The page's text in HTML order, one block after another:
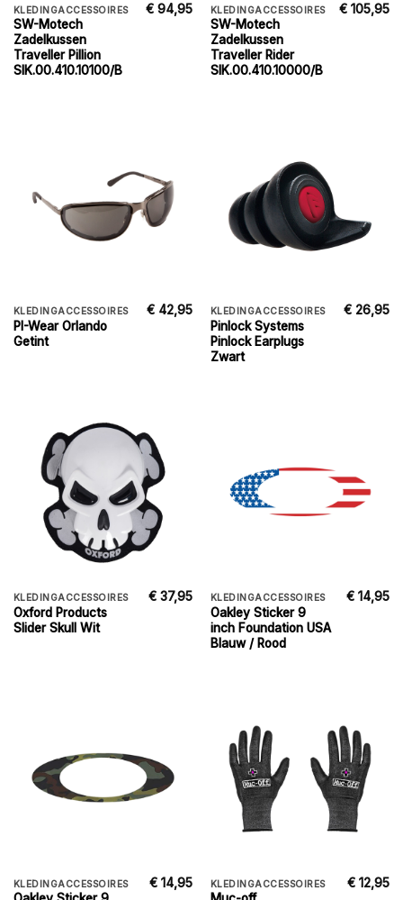
KLEDINGACCESSOIRES
SW-Motech
Zadelkussen
Traveller Pillion
SIK.00.410.10100/B
€ 94,95 KLEDINGACCESSOIRES
SW-Motech
Zadelkussen
Traveller Rider
SIK.00.410.10000/B
€ 105,95
KLEDINGACCESSOIRES
PI-Wear Orlando
Getint
€ 42,95 KLEDINGACCESSOIRES
Pinlock Systems
Pinlock Earplugs
Zwart
€ 26,95
KLEDINGACCESSOIRES
Oxford Products
Slider Skull Wit
€ 37,95 KLEDINGACCESSOIRES
Oakley Sticker 9
inch Foundation USA
Blauw / Rood
€ 14,95
KLEDINGACCESSOIRES € 14,95 KLEDINGACCESSOIRES € 12,95